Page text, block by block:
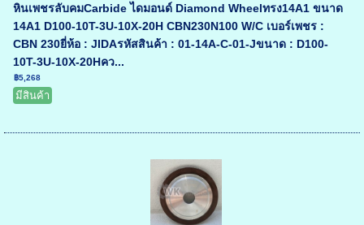
หินเพชรลับคมCarbide ไดมอนด์ Diamond Wheelทรง14A1 ขนาด
14A1 D100-10T-3U-10X-20H CBN230N100 W/C เบอร์เพชร :
CBN 230ยี่ห้อ : JIDAรหัสสินค้า : 01-14A-C-01-Jขนาด : D100-
10T-3U-10X-20Hคว...
฿5,268
มีสินค้า